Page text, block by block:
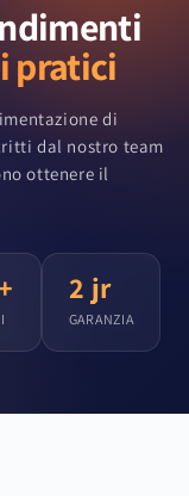
pratici
di
dal nostro team
ottenere il
2 jr
GARANZIA